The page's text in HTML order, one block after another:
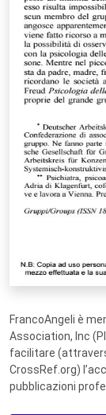
FrancoAngeli è
Association, Inc
facilitare
CrossRef.org)
pubblicazioni